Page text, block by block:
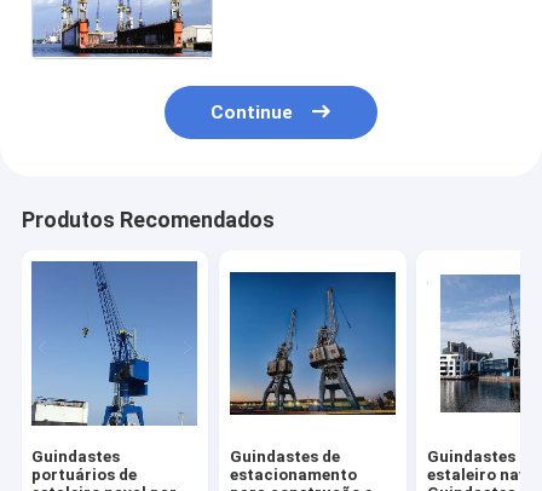
Continue
Produtos Recomendados
Guindastes
portuários de
Guindastes de
estacionamento
Guindastes do
estaleiro naval